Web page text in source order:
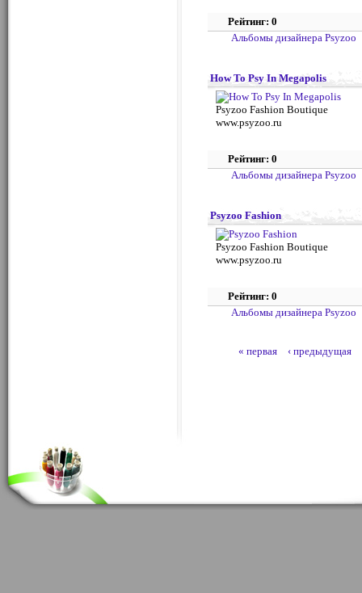
Рейтинг: 0
Альбомы дизайнера Psyzoo
How To Psy In Megapolis
Psyzoo Fashion Boutique
www.psyzoo.ru
Рейтинг: 0
Альбомы дизайнера Psyzoo
Psyzoo Fashion
Psyzoo Fashion Boutique
www.psyzoo.ru
Рейтинг: 0
Альбомы дизайнера Psyzoo
« первая ‹ предыдущая